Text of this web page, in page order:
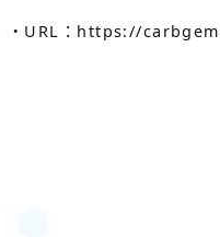
・URL：https://